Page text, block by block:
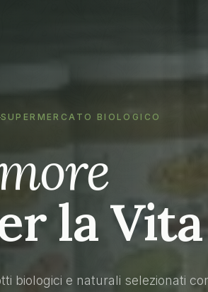
SUPERMERCATO BIOLOGICO
la Vita
biologici e naturali selezionati